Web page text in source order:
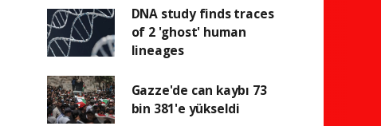
DNA study finds traces
of 2 'ghost' human
lineages
Gazze'de can kaybı 73
bin 381'e yükseldi